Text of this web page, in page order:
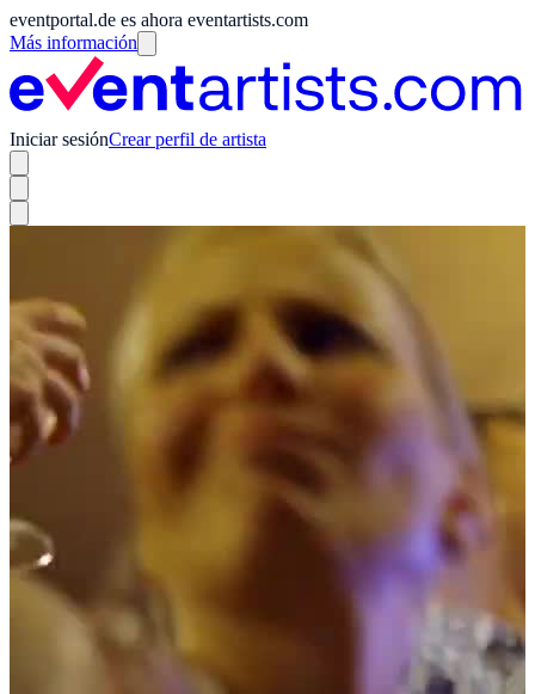
eventportal.de es ahora eventartists.com
Más información
Iniciar sesiónCrear perfil de artista
Solicitar ahora